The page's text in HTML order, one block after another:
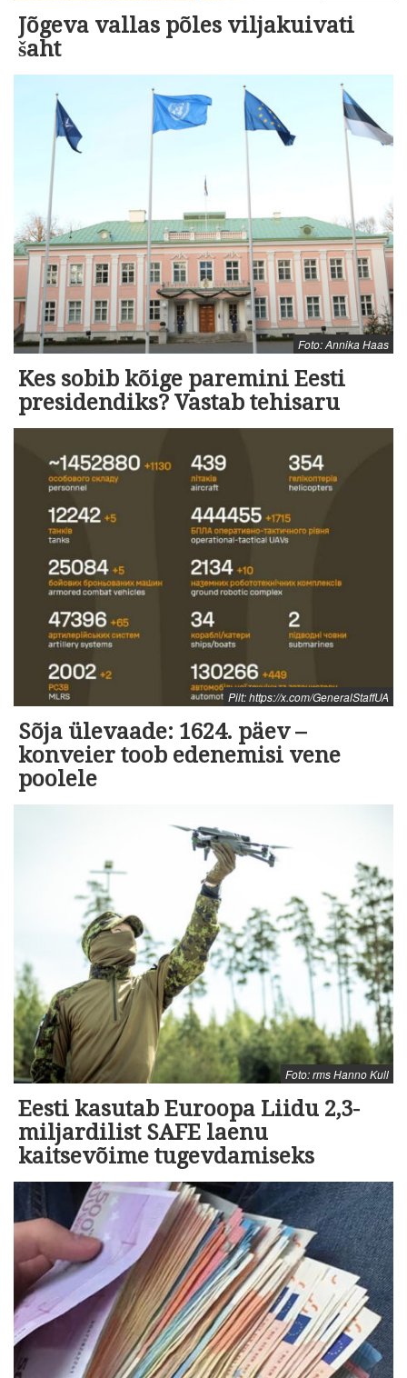
Jõgeva vallas põles viljakuivati
šaht
Foto: Annika Haas
Kes sobib kõige paremini Eesti
presidendiks? Vastab tehisaru
Pilt: https://x.com/GeneralStaffUA
Sõja ülevaade: 1624. päev –
konveier toob edenemisi vene
poolele
Foto: rms Hanno Kull
Eesti kasutab Euroopa Liidu 2,3-
miljardilist SAFE laenu
kaitsevõime tugevdamiseks